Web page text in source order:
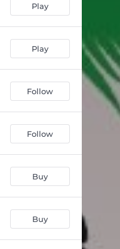
Play
Play
Follow
Follow
Buy
Buy